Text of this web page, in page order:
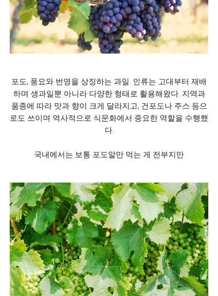
포도, 풍요와 번영을 상징하는 과일. 인류는 고대부터 재배
하며 생과일뿐 아니라 다양한 형태로 활용해왔다. 지역과
품종에 따라 맛과 향이 크게 달라지고, 건포도나 주스 등으
로도 쓰이며 역사적으로 식문화에서 중요한 역할을 수행했
다.
국내에서는 보통 포도알만 먹는 게 전부지만